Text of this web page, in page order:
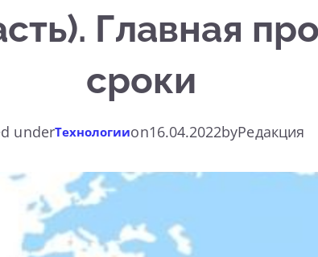
Главная
сроки
underТехнологииon16.04.2022byРедакция